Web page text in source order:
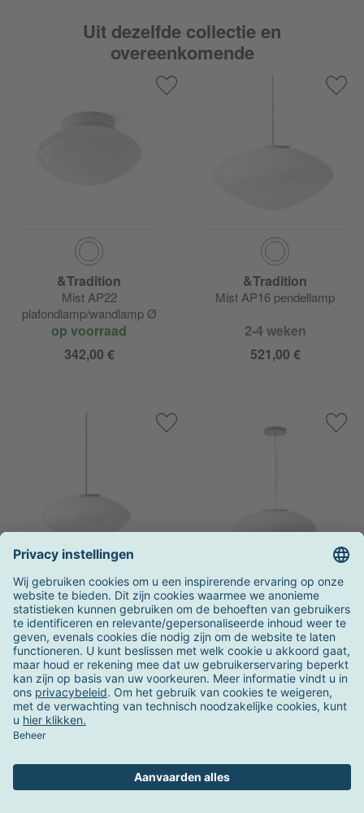
Uit dezelfde collectie en
overeenkomende
&Tradition
Mist AP22
plafondlamp/wandlamp Ø
25cm
op voorraad
342,00 €
&Tradition
Mist AP16 pendellamp
2-4 weken
521,00 €
&Tradition
Mist AP15 pendellamp
2-4 weken
342,00 €
&Tradition
Mist AP20 hanglamp Ø
56cm
2-4 weken
1.098,00 €